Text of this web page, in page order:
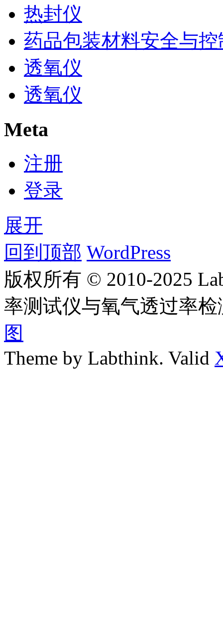
热封仪
药品包装材料安全与
透氧仪
透氧仪
Meta
注册
登录
展开
回到顶部 WordPress
版权所有 © 2010-2025
率测试仪与氧气透过率
图
Theme by Labthink. Valid